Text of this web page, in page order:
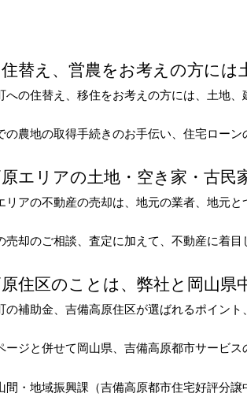
住替え、営農をお考えの方に
の住替え、移住をお考えの方には、土地、
の農地の取得手続きのお手伝い、住宅ロー
原エリアの土地・空き家・古
アの不動産の売却は、地元の業者、地元と
売却のご相談、査定に加えて、不動産に着
原住区のことは、弊社と岡山
補助金、吉備高原住区が選ばれるポイント
ージと併せて岡山県、吉備高原都市サービ
・地域振興課（吉備高原都市住宅好評分